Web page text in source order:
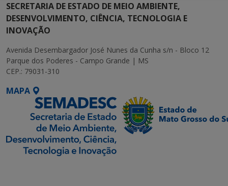
SECRETARIA DE ESTADO DE MEIO AMBIENTE,
DESENVOLVIMENTO, CIÊNCIA, TECNOLOGIA E
INOVAÇÃO
Avenida Desembargador José Nunes da Cunha s/n - Bloco 12
Parque dos Poderes - Campo Grande | MS
CEP.: 79031-310
MAPA